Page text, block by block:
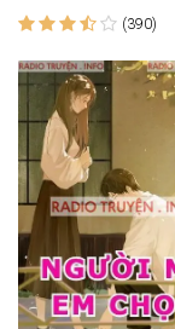
(390)